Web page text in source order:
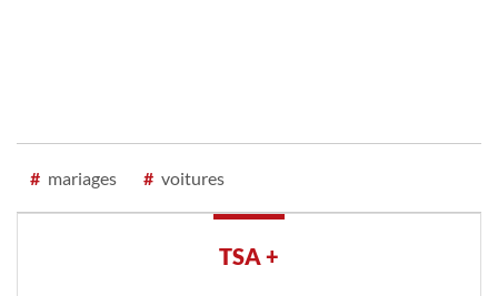
# mariages # voitures
TSA +